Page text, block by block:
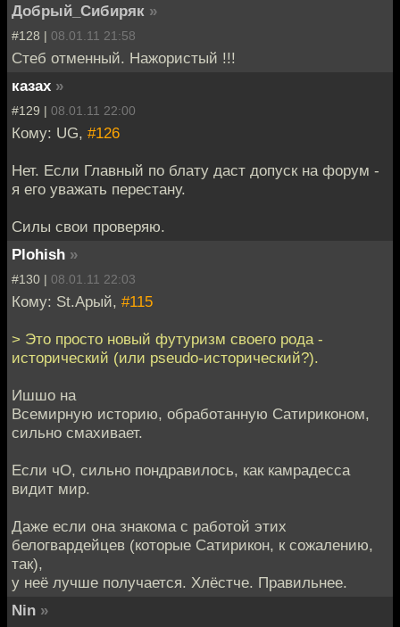
Добрый_Сибиряк »
#128 | 08.01.11 21:58
Стеб отменный. Нажористый !!!
казах »
#129 | 08.01.11 22:00
Кому: UG, #126
Нет. Если Главный по блату даст допуск на форум -
я его уважать перестану.
Силы свои проверяю.
Plohish »
#130 | 08.01.11 22:03
Кому: St.Арый, #115
> Это просто новый футуризм своего рода -
исторический (или pseudo-исторический?).
Ишшо на
Всемирную историю, обработанную Сатириконом,
сильно смахивает.
Если чО, сильно пондравилось, как камрадесса
видит мир.
Даже если она знакома с работой этих
белогвардейцев (которые Сатирикон, к сожалению,
так),
у неё лучше получается. Хлёстче. Правильнее.
Nin »